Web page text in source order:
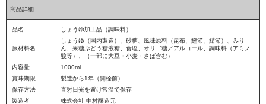
商品詳細
品名 しょうゆ加工品（調味料）
原材料名
しょうゆ（国内製造）、砂糖、風味原料（昆布、鰹節、鯖節）、みり
ん、果糖ぶどう糖液糖、食塩、オリゴ糖／アルコール、調味料（アミノ
酸等）、（一部に大豆・小麦・さば含む）
内容量
1000ml
賞味期限
製造から1年（開栓前）
保存方法
直射日光を避け常温で保存
製造者
株式会社 中村醸造元